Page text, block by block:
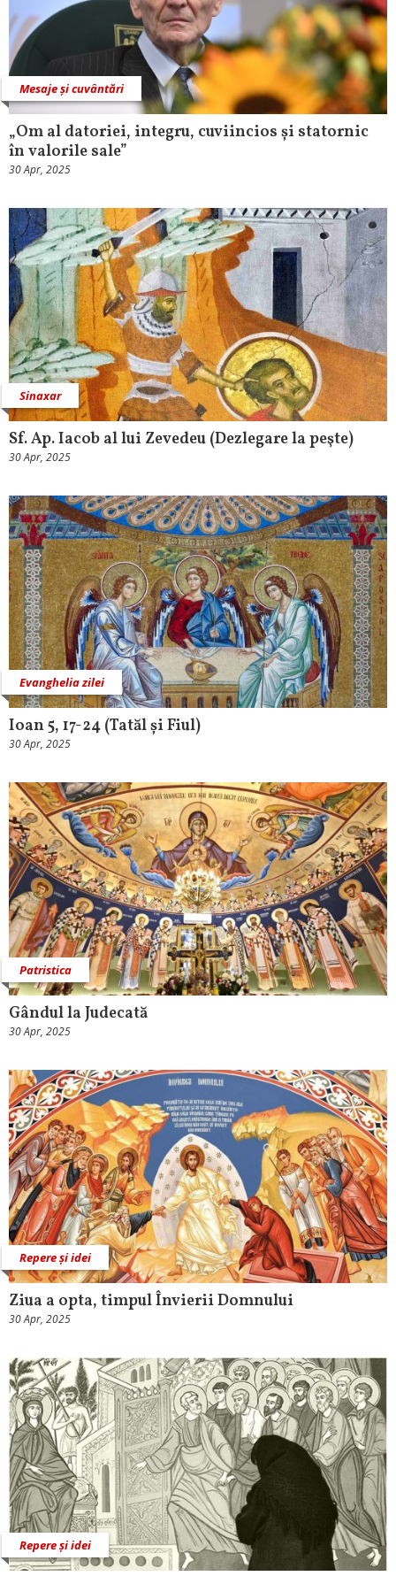
Mesaje și cuvântări
„Om al datoriei, integru, cuviincios și statornic
în valorile sale”
30 Apr, 2025
Sinaxar
Sf. Ap. Iacob al lui Zevedeu (Dezlegare la peşte)
30 Apr, 2025
Evanghelia zilei
Ioan 5, 17-24 (Tatăl și Fiul)
30 Apr, 2025
Patristica
Gândul la Judecată
30 Apr, 2025
Repere și idei
Ziua a opta, timpul Învierii Domnului
30 Apr, 2025
Repere și idei